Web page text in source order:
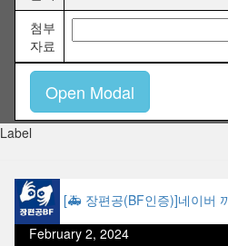
첨부
자료
Open Modal
Label
[🚑 장편공(BF인증)]네이버
February 2, 2024